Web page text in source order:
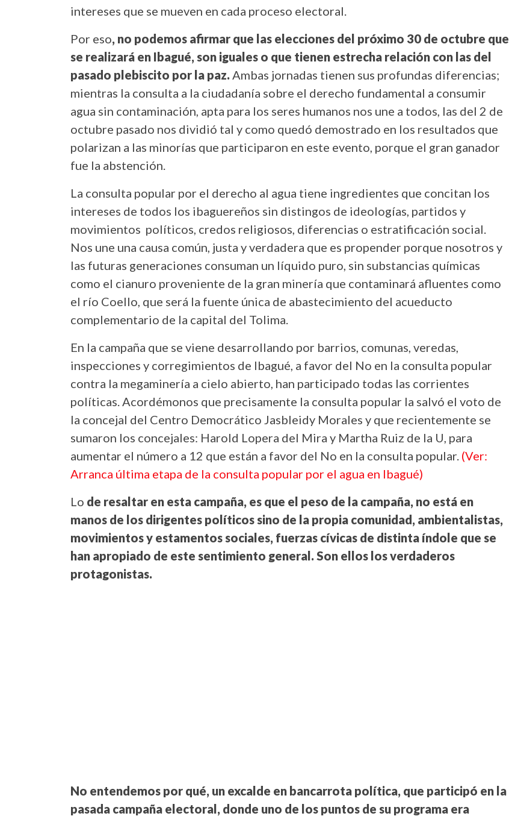
intereses que se mueven en cada proceso electoral.
Por eso, no podemos afirmar que las elecciones del próximo 30 de octubre que
se realizará en Ibagué, son iguales o que tienen estrecha relación con las del
pasado plebiscito por la paz. Ambas jornadas tienen sus profundas diferencias;
mientras la consulta a la ciudadanía sobre el derecho fundamental a consumir
agua sin contaminación, apta para los seres humanos nos une a todos, las del 2 de
octubre pasado nos dividió tal y como quedó demostrado en los resultados que
polarizan a las minorías que participaron en este evento, porque el gran ganador
fue la abstención.
La consulta popular por el derecho al agua tiene ingredientes que concitan los
intereses de todos los ibaguereños sin distingos de ideologías, partidos y
movimientos políticos, credos religiosos, diferencias o estratificación social.
Nos une una causa común, justa y verdadera que es propender porque nosotros y
las futuras generaciones consuman un líquido puro, sin substancias químicas
como el cianuro proveniente de la gran minería que contaminará afluentes como
el río Coello, que será la fuente única de abastecimiento del acueducto
complementario de la capital del Tolima.
En la campaña que se viene desarrollando por barrios, comunas, veredas,
inspecciones y corregimientos de Ibagué, a favor del No en la consulta popular
contra la megaminería a cielo abierto, han participado todas las corrientes
políticas. Acordémonos que precisamente la consulta popular la salvó el voto de
la concejal del Centro Democrático Jasbleidy Morales y que recientemente se
sumaron los concejales: Harold Lopera del Mira y Martha Ruiz de la U, para
aumentar el número a 12 que están a favor del No en la consulta popular. (Ver:
Arranca última etapa de la consulta popular por el agua en Ibagué)
Lo de resaltar en esta campaña, es que el peso de la campaña, no está en
manos de los dirigentes políticos sino de la propia comunidad, ambientalistas,
movimientos y estamentos sociales, fuerzas cívicas de distinta índole que se
han apropiado de este sentimiento general. Son ellos los verdaderos
protagonistas.
No entendemos por qué, un excalde en bancarrota política, que participó en la
pasada campaña electoral, donde uno de los puntos de su programa era